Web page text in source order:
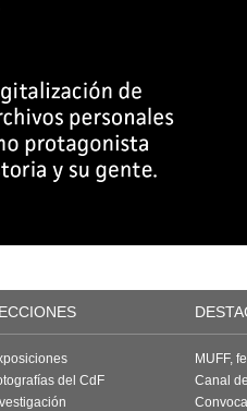
del CdF
MUFF,
Canal